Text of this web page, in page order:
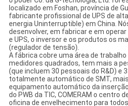
localizado em Foshan, província de
fabricante profissional de UPS de
energia Uninterruptible) em China.
desenvolver, em fabricar e em
e UPS, o inversor e os produtos os
(regulador de tensão).
A fábrica cobre uma área de trabalho
medidores quadrados, tem mais a
(que incluem 30 pessoais do R&D) e
totalmente automático de SMT,
equipamento automático da
do PWB da TIC, COMERAM o centro
oficina de envelhecimento para